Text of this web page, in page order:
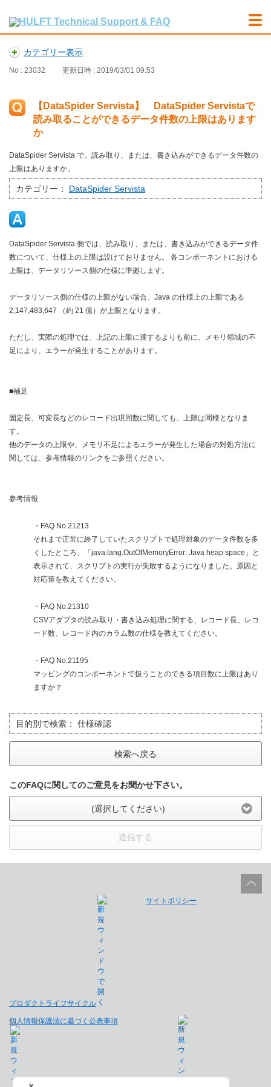
カテゴリー表示
No : 23032 更新日時 : 2019/03/01 09:53
【DataSpider Servista】 DataSpider Servistaで
読み取ることができるデータ件数の上限はあります
か
DataSpider Servista で、読み取り、または、書き込みができるデータ件数の
上限はありますか。
カテゴリー： DataSpider Servista
DataSpider Servista 側では、読み取り、または、書き込みができるデータ件
数について、仕様上の上限は設けておりません。 各コンポーネントにおける
上限は、データリソース側の仕様に準拠します。
データリソース側の仕様の上限がない場合、Java の仕様上の上限である
2,147,483,647 （約 21 億）が上限となります。
ただし、実際の処理では、上記の上限に達するよりも前に、メモリ領域の不
足により、エラーが発生することがあります。
■補足
固定長、可変長などのレコード出現回数に関しても、上限は同様となりま
す。
他のデータの上限や、メモリ不足によるエラーが発生した場合の対処方法に
関しては、参考情報のリンクをご参照ください。
参考情報
・FAQ No.21213
それまで正常に終了していたスクリプトで処理対象のデータ件数を多
くしたところ、「java.lang.OutOfMemoryError: Java heap space」と
表示されて、スクリプトの実行が失敗するようになりました。原因と
対応策を教えてください。
・FAQ No.21310
CSVアダプタの読み取り・書き込み処理に関する、レコード長、レコ
ード数、レコード内のカラム数の仕様を教えてください。
・FAQ No.21195
マッピングのコンポーネントで扱うことのできる項目数に上限はあり
ますか？
目的別で検索： 仕様確認
検索へ戻る
このFAQに関してのご意見をお聞かせ下さい。
(選択してください)
送信する
プロダクトライフサイクル
サイトポリシー
個人情報保護法に基づく公表事項